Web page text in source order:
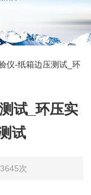
仪-纸箱边压测试_环
试_环压实
试
次